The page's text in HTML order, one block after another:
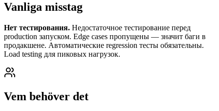
Vanliga misstag
Нет тестирования. Недостаточное тестирование перед
production запуском. Edge cases пропущены — значит баги в
продакшене. Автоматические regression тесты обязательны.
Load testing для пиковых нагрузок.
Vem behöver det